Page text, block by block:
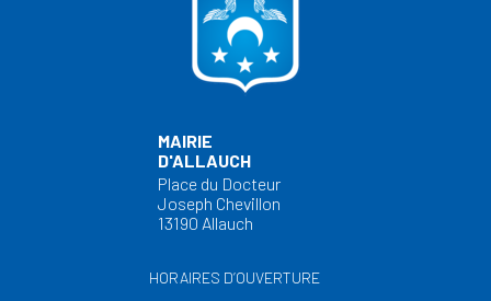
MAIRIE
D'ALLAUCH
Place du Docteur
Joseph Chevillon
13190 Allauch
HORAIRES D’OUVERTURE